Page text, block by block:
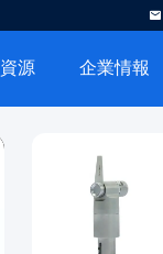
資源 企業情報